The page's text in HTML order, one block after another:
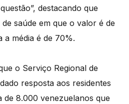
destacando que
saúde em que o valor é de
a média é de 70%.
o Serviço Regional de
resposta aos residentes
de 8.000 venezuelanos que